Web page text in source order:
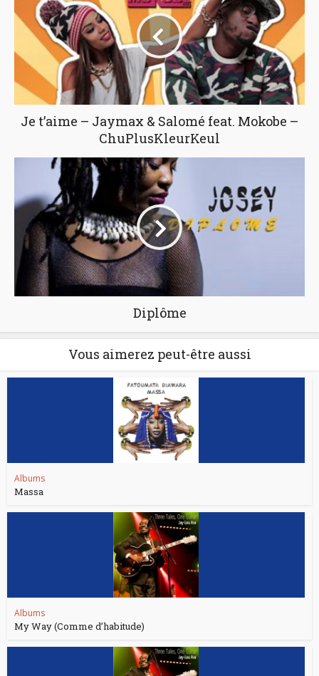
Je t’aime – Jaymax & Salomé feat. Mokobe –
ChuPlusKleurKeul
Diplôme
Vous aimerez peut-être aussi
Albums
Massa
Albums
My Way (Comme d’habitude)